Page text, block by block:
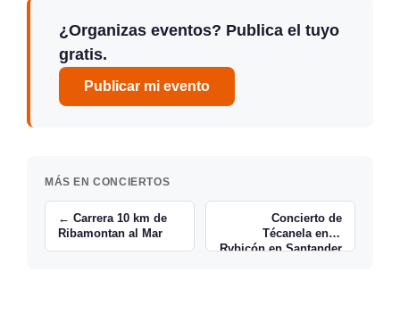
¿Organizas eventos? Publica el tuyo
gratis.
Publicar mi evento
MÁS EN CONCIERTOS
← Carrera 10 km de
Ribamontan al Mar
Concierto de
Técanela en el
Rvbicón en Santander